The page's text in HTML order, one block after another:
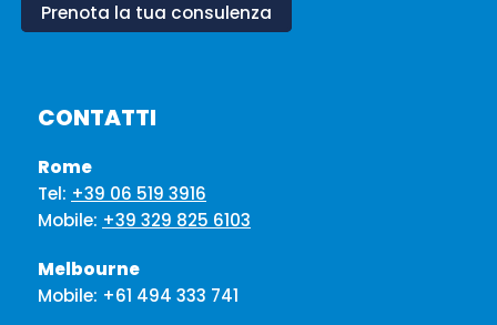
Prenota la tua consulenza
CONTATTI
Rome
Tel: +39 06 519 3916
Mobile: +39 329 825 6103
Melbourne
Mobile: +61 494 333 741